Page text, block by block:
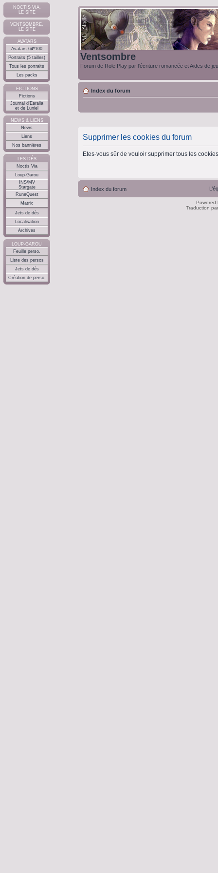
NOCTIS VIA,
LE SITE
VENTSOMBRE,
LE SITE
AVATARS
Avatars 64*100
Portraits (5 tailles)
Tous les portraits
Les packs
FICTIONS
Fictions
Journal d'Earalia
et de Luniel
NEWS & LIENS
News
Liens
Nos bannières
LES DÉS
Noctis Via
Loup-Garou
INS/MV
Stargate
RuneQuest
Matrix
Jets de dés
Localisation
Archives
LOUP-GAROU
Feuille perso.
Liste des persos
Jets de dés
Création de perso.
Ventsombre
Forum de Role Play par l'écriture romancée et Aides de
Index du forum
Supprimer les cookies du forum
Etes-vous sûr de vouloir supprimer tous les
Index du forum
Powered
Traduction